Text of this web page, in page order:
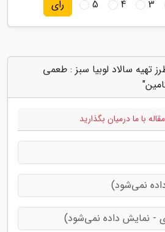
3
4
5 رای
تهیه سالاد لوبیا سبز : طعمی
با ما درمیان بگذارید